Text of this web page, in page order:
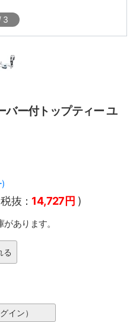
3
バー付トップティー ユ
抜： 14,727円 )
あります。